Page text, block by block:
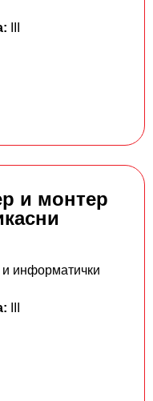
и монтер
и информатички